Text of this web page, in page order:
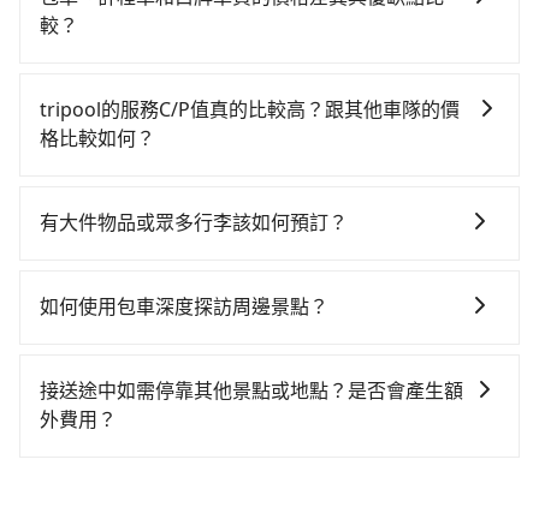
站、等待車站前排班的計程車，搭上小黃後約花32分
加轉乘之平均每人花費為1,080元。不過宜蘭縣領有合法
執照的計程車僅有700多輛，計程車的密度為雙北的
機不按表收費，看乘客是外地人便漫天喊價或恣意繞
預約包車，不僅每人至少額外負擔140元車資，而且更會
拼車共乘服務，最多可再節省50%的交通費用。
火車站到台中火車站的花費預估為$2,800~3,450（金額
預估進去，但額外的汽車保險與可能的罰單都需自付。
再者，和運的iRent只提供最基本的車型，如Toyota
擇，而且無人租車最令人詬病的就是車況，打開車門才
會遇到明明已經預約了時間但上一位用戶卻遲遲尚未歸
雖然路邊隨租隨還看似方便，但實際使用時還是有其區
域的限制，實際可停靠的地點與你的上下車地點仍有段
到車，也可考慮打電話至礁溪火車站附近的計程車隊，
如改預約tripool可省高達$1,300。但如果你無法提前預
約，或偏好臨時叫車，那要注意宜蘭縣僅有合法計程車
縣有些計程車司機不按錶計費，約有47%會採現場議
車站到台中火車站的最佳選擇。
較？
包車：優點是搭乘舒適可以根據自己的需求安排時間和
地點上車較客製化。此外，司機還會提供各種旅遊建議
通塞車時亦會加收延遲費用，一般屬短程接駁為主。 -
事後也無法申訴退費。
tripool的服務C/P值真的比較高？跟其他車隊的價
格比較如何？
市場上稍具規模且合法經營的業者，有以短程與城市為
KKDAY、KLOOK、叫車吧等。tripool旅步專注在長程
於有高效的車輛調度能力，能以市價7~8折提供專車到府
服務，是絕大多數乘客出行的最佳選擇。
有大件物品或眾多行李該如何預訂？
30吋的行李箱，但如有大件行李、衝浪板、樂器、廣告
遮住司機視線、不會破壞車體、不影響行車安全，會讓
乘客盡量塞、盡量放。在預定前，建議先丈量好尺寸，
如何使用包車深度探訪周邊景點？
的便利性和彈性，探訪更多的景點，並且可以按照自己
的節奏和時間進行遊覽。除了景點本身，還可以體驗周
接送途中如需停靠其他景點或地點？是否會產生額
外費用？